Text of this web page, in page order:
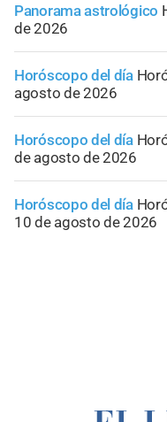
Panorama astrológico
de 2026
Horóscopo del día
agosto de 2026
Horóscopo del día
de agosto de 2026
Horóscopo del día
10 de agosto de 2026